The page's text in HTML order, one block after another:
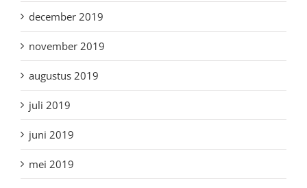
december 2019
november 2019
augustus 2019
juli 2019
juni 2019
mei 2019